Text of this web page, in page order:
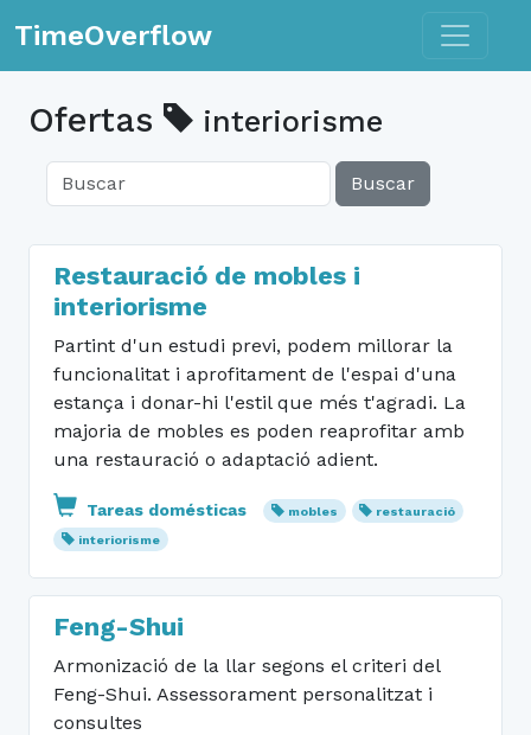
TimeOverflow Toggle
Ofertas interiorisme
Buscar
Restauració de mobles i
interiorisme
Partint d'un estudi previ, podem millorar la
funcionalitat i aprofitament de l'espai d'una
estança i donar-hi l'estil que més t'agradi. La
majoria de mobles es poden reaprofitar amb
una restauració o adaptació adient.
Tareas domésticas mobles
restauració
interiorisme
Feng-Shui
Armonizació de la llar segons el criteri del
Feng-Shui. Assessorament personalitzat i
consultes